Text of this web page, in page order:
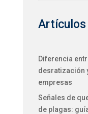
Artículos
Diferencia
desratización
empresas
Señales de
de plagas: